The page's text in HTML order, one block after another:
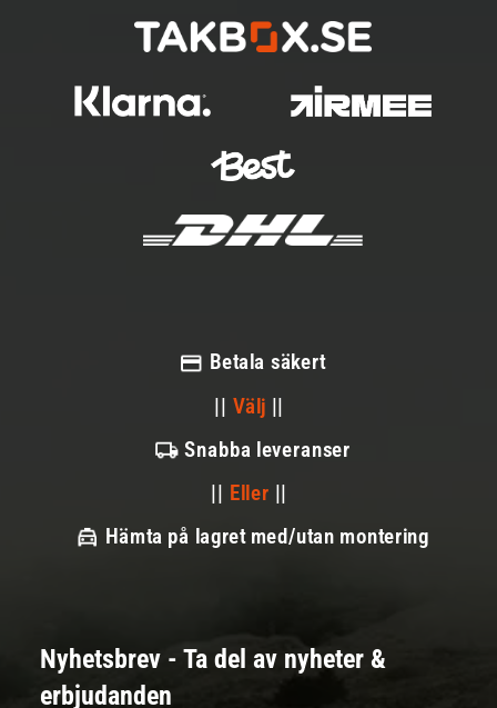
Betala säkert
|| Välj ||
Snabba leveranser
|| Eller ||
Hämta på lagret med/utan montering
Nyhetsbrev - Ta del av nyheter &
erbjudanden